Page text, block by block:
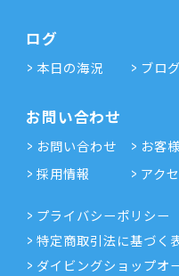
ログ
本日の海況 ブログ
お問い合わせ
お問い合わせ お客
採用情報
アク
プライバシーポリシー
特定商取引法に基づく
ダイビングショップオ